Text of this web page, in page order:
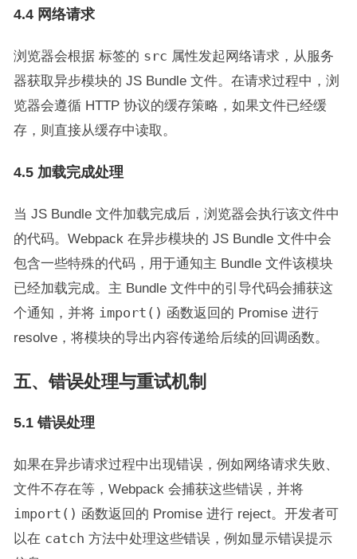
4.4 网络请求
浏览器会根据 标签的 src 属性发起网络请求，从服务
器获取异步模块的 JS Bundle 文件。在请求过程中，浏
览器会遵循 HTTP 协议的缓存策略，如果文件已经缓
存，则直接从缓存中读取。
4.5 加载完成处理
当 JS Bundle 文件加载完成后，浏览器会执行该文件中
的代码。Webpack 在异步模块的 JS Bundle 文件中会
包含一些特殊的代码，用于通知主 Bundle 文件该模块
已经加载完成。主 Bundle 文件中的引导代码会捕获这
个通知，并将 import() 函数返回的 Promise 进行
resolve，将模块的导出内容传递给后续的回调函数。
五、错误处理与重试机制
5.1 错误处理
如果在异步请求过程中出现错误，例如网络请求失败、
文件不存在等，Webpack 会捕获这些错误，并将
import() 函数返回的 Promise 进行 reject。开发者可
以在 catch 方法中处理这些错误，例如显示错误提示